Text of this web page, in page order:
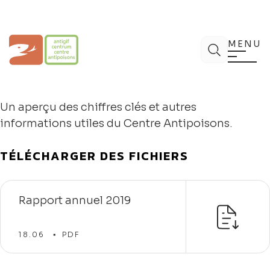
Centre Antipoisons Chercher
MENU
Un aperçu des chiffres clés et autres
informations utiles du Centre Antipoisons.
TÉLÉCHARGER DES FICHIERS
Rapport annuel 2019
18.06 PDF